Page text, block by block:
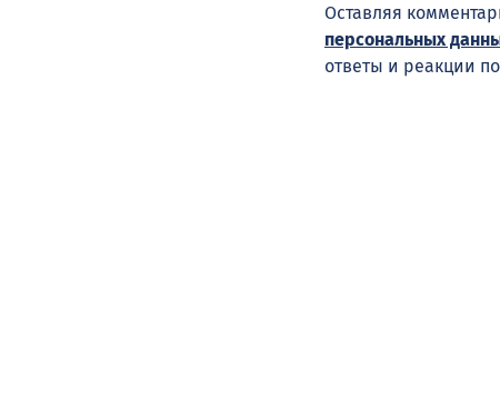
Оставляя
персональных
ответы и реакции